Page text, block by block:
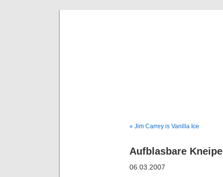
« Jim Carrey is Vanilla Ice
Aufblasbare
06.03.2007